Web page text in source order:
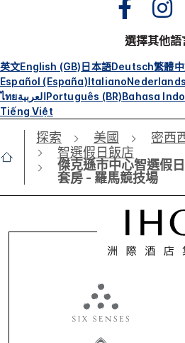
選擇其他語
英文English (GB)日本語Deutsch繁體
Español (España)ItalianoNederlands
ไทยالعربيةPortuguês (BR)Bahasa
Tiếng Việt
探索 美國 密西
智選假日飯店
傑克遜市中心智選假
套房 - 羅馬競技場